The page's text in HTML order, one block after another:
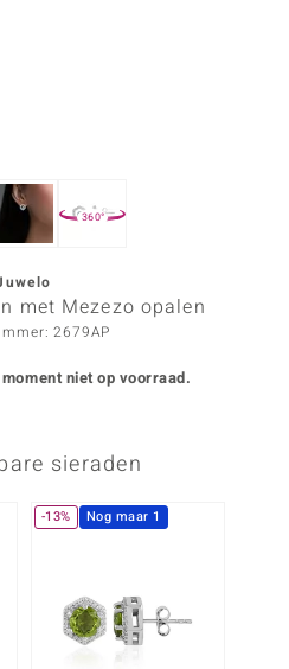
360°
met Mezezo opalen
2679AP
niet op voorraad.
sieraden
-13% Nog maar 1